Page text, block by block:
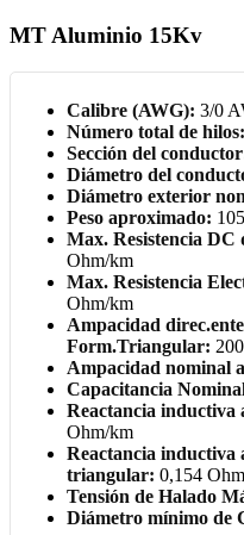
MT Aluminio 15Kv
Calibre (AWG): 3/0
Número total de hilos:
Sección del
Diámetro del
Diámetro exterior
Peso aproximado:
Max. Resistencia DC
Ohm/km
Max. Resistencia
Ohm/km
Ampacidad
Form.Triangular:
Ampacidad nominal
Capacitancia
Reactancia inductiva
Ohm/km
Reactancia inductiva
triangular: 0,154
Tensión de Halado
Diámetro mínimo de